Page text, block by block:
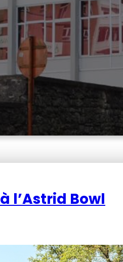
l’Astrid Bowl